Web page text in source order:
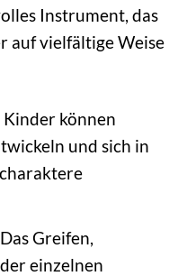
Instrument, das
auf vielfältige Weise
Kinder können
und sich in
Das Greifen,
einzelnen